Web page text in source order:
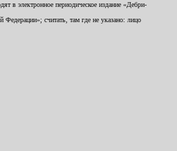
в электронное периодическое издание «Дебри-
считать, там где не указано: лицо